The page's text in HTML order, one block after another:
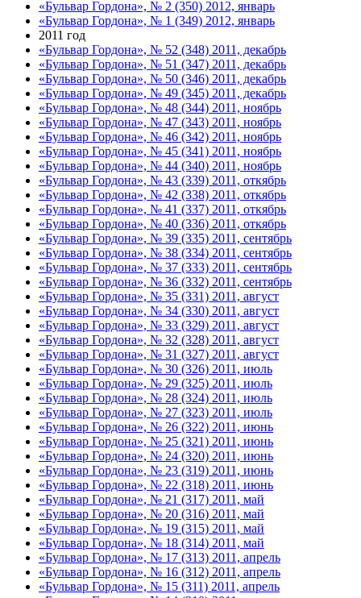
«Бульвар Гордона», № 2 (350) 2012, январь
«Бульвар Гордона», № 1 (349) 2012, январь
2011 год
«Бульвар Гордона», № 52 (348) 2011, декабрь
«Бульвар Гордона», № 51 (347) 2011, декабрь
«Бульвар Гордона», № 50 (346) 2011, декабрь
«Бульвар Гордона», № 49 (345) 2011, декабрь
«Бульвар Гордона», № 48 (344) 2011, ноябрь
«Бульвар Гордона», № 47 (343) 2011, ноябрь
«Бульвар Гордона», № 46 (342) 2011, ноябрь
«Бульвар Гордона», № 45 (341) 2011, ноябрь
«Бульвар Гордона», № 44 (340) 2011, ноябрь
«Бульвар Гордона», № 43 (339) 2011, откябрь
«Бульвар Гордона», № 42 (338) 2011, откябрь
«Бульвар Гордона», № 41 (337) 2011, откябрь
«Бульвар Гордона», № 40 (336) 2011, откябрь
«Бульвар Гордона», № 39 (335) 2011, сентябрь
«Бульвар Гордона», № 38 (334) 2011, сентябрь
«Бульвар Гордона», № 37 (333) 2011, сентябрь
«Бульвар Гордона», № 36 (332) 2011, сентябрь
«Бульвар Гордона», № 35 (331) 2011, август
«Бульвар Гордона», № 34 (330) 2011, август
«Бульвар Гордона», № 33 (329) 2011, август
«Бульвар Гордона», № 32 (328) 2011, август
«Бульвар Гордона», № 31 (327) 2011, август
«Бульвар Гордона», № 30 (326) 2011, июль
«Бульвар Гордона», № 29 (325) 2011, июль
«Бульвар Гордона», № 28 (324) 2011, июль
«Бульвар Гордона», № 27 (323) 2011, июль
«Бульвар Гордона», № 26 (322) 2011, июнь
«Бульвар Гордона», № 25 (321) 2011, июнь
«Бульвар Гордона», № 24 (320) 2011, июнь
«Бульвар Гордона», № 23 (319) 2011, июнь
«Бульвар Гордона», № 22 (318) 2011, июнь
«Бульвар Гордона», № 21 (317) 2011, май
«Бульвар Гордона», № 20 (316) 2011, май
«Бульвар Гордона», № 19 (315) 2011, май
«Бульвар Гордона», № 18 (314) 2011, май
«Бульвар Гордона», № 17 (313) 2011, апрель
«Бульвар Гордона», № 16 (312) 2011, апрель
«Бульвар Гордона», № 15 (311) 2011, апрель